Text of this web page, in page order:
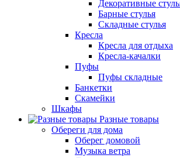
Декоративные
Барные стулья
Складные стулья
Кресла
Кресла для отдыха
Кресла-качалки
Пуфы
Пуфы складные
Банкетки
Скамейки
Шкафы
Разные товары
Обереги для дома
Оберег домовой
Музыка ветра